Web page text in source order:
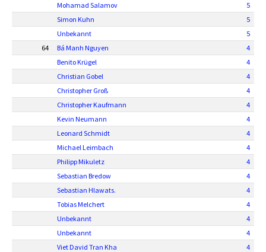
Mohamad Salamov
5
Simon Kuhn
5
Unbekannt
5
64
Bá Manh Nguyen
4
Benito Krügel
4
Christian Gobel
4
Christopher Groß
4
Christopher Kaufmann
4
Kevin Neumann
4
Leonard Schmidt
4
Michael Leimbach
4
Philipp Mikuletz
4
Sebastian Bredow
4
Sebastian Hlawats.
4
Tobias Melchert
4
Unbekannt
4
Unbekannt
4
Viet David Tran Kha
4